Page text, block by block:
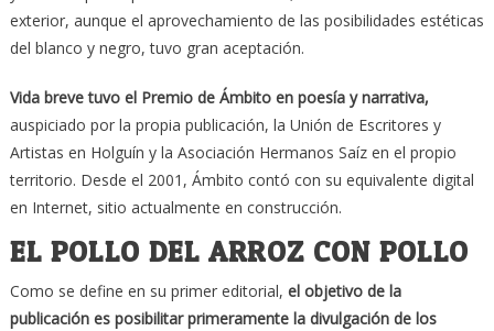
exterior, aunque el aprovechamiento de las posibilidades estéticas
del blanco y negro, tuvo gran aceptación.
Vida breve tuvo el Premio de Ámbito en poesía y narrativa,
auspiciado por la propia publicación, la Unión de Escritores y
Artistas en Holguín y la Asociación Hermanos Saíz en el propio
territorio. Desde el 2001, Ámbito contó con su equivalente digital
en Internet, sitio actualmente en construcción.
EL POLLO DEL ARROZ CON POLLO
Como se define en su primer editorial, el objetivo de la
publicación es posibilitar primeramente la divulgación de los